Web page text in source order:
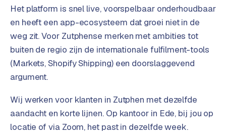
e
-
c
o
m
m
e
c
e
→
Het platform is snel live, voorspelbaar onderhoudbaar
en heeft een app-ecosysteem dat groei niet in de
weg zit. Voor Zutphense merken met ambities tot
buiten de regio zijn de internationale fulfilment-tools
(Markets, Shopify Shipping) een doorslaggevend
argument.
Wij werken voor klanten in Zutphen met dezelfde
aandacht en korte lijnen. Op kantoor in Ede, bij jou op
locatie of via Zoom, het past in dezelfde week.